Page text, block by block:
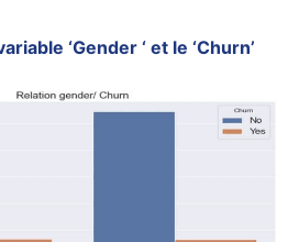
‘Gender ‘ et le ‘Churn’